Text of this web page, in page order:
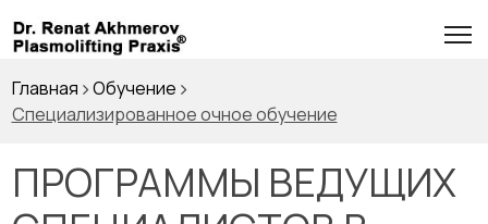
Главная
Обучение
Специализированное очное обучение
ПРОГРАММЫ ВЕДУЩИХ